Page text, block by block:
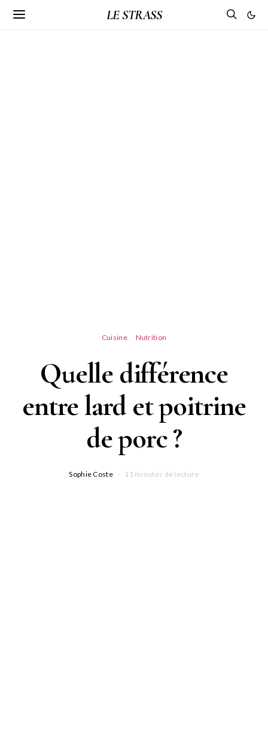
LE STRASS
Cuisine Nutrition
Quelle différence
entre lard et poitrine
de porc ?
Sophie Coste 11 minutes de lecture